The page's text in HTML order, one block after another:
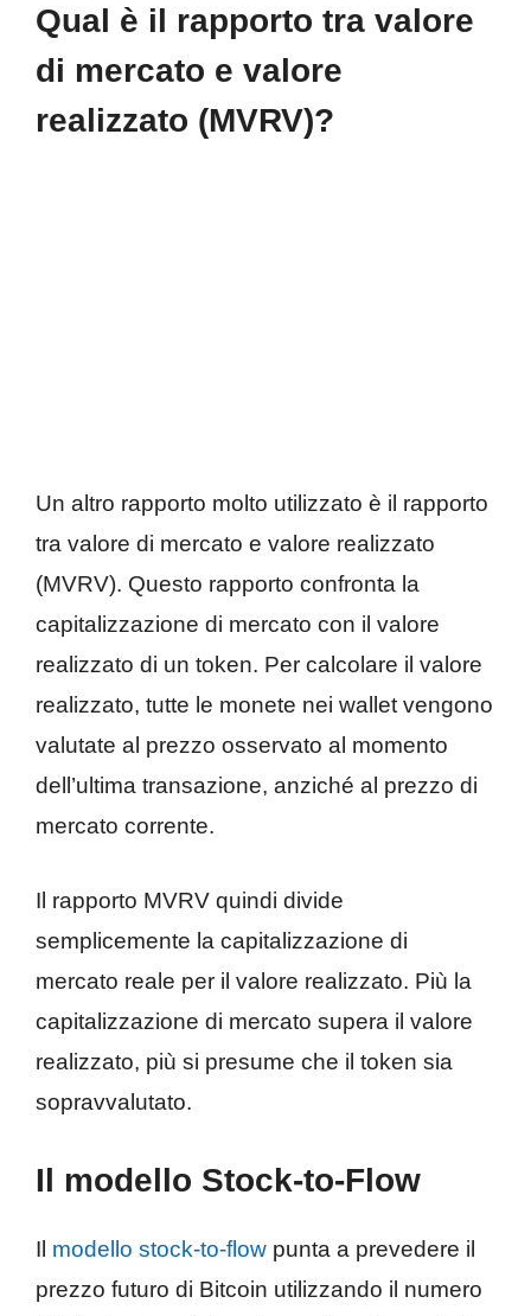
Qual è il rapporto tra valore
di mercato e valore
realizzato (MVRV)?
Un altro rapporto molto utilizzato è il rapporto
tra valore di mercato e valore realizzato
(MVRV). Questo rapporto confronta la
capitalizzazione di mercato con il valore
realizzato di un token. Per calcolare il valore
realizzato, tutte le monete nei wallet vengono
valutate al prezzo osservato al momento
dell’ultima transazione, anziché al prezzo di
mercato corrente.
Il rapporto MVRV quindi divide
semplicemente la capitalizzazione di
mercato reale per il valore realizzato. Più la
capitalizzazione di mercato supera il valore
realizzato, più si presume che il token sia
sopravvalutato.
Il modello Stock-to-Flow
Il modello stock-to-flow punta a prevedere il
prezzo futuro di Bitcoin utilizzando il numero